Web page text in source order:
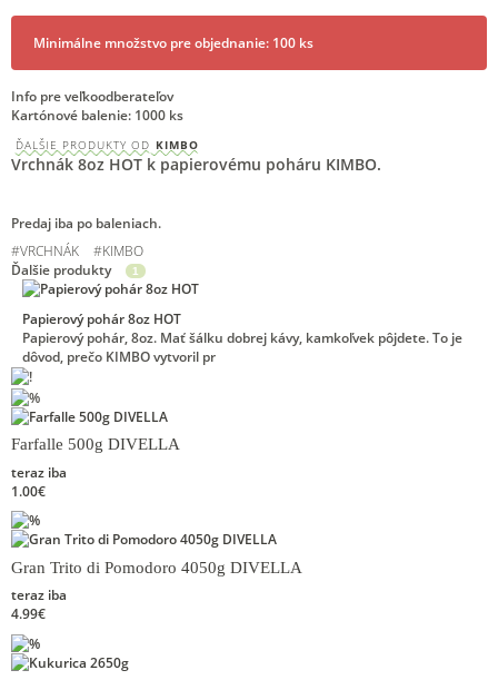
Minimálne množstvo pre objednanie: 100 ks
Info pre veľkoodberateľov
Kartónové balenie: 1000 ks
ĎALŠIE PRODUKTY OD KIMBO
Vrchnák 8oz HOT k papierovému poháru KIMBO.
Predaj iba po baleniach.
#VRCHNÁK #KIMBO
Ďalšie produkty
1
Papierový pohár 8oz HOT
Papierový pohár, 8oz. Mať šálku dobrej kávy, kamkoľvek pôjdete. To je
dôvod, prečo KIMBO vytvoril pr
Farfalle 500g DIVELLA
teraz iba
1.00€
Gran Trito di Pomodoro 4050g DIVELLA
teraz iba
4.99€